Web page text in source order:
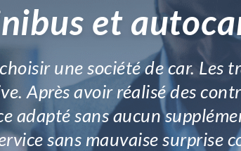
et
une société de car. Les
Après avoir réalisé des
adapté sans aucun
sans mauvaise surprise